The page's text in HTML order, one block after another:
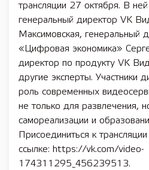
трансляции 27 октября. В ней
генеральный директор VK
Максимовская, генеральный
«Цифровая экономика»
директор по продукту VK
другие эксперты. Участники
роль современных
не только для развлечения,
самореализации и
Присоединиться к
ссылке: https://vk.com/video-
174311295_456239513.